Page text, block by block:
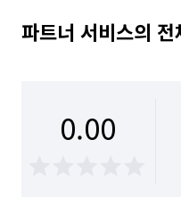
파트너 서비스의 전
0.00